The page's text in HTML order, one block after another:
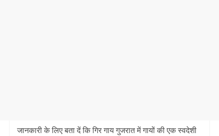
जानकारी के लिए बता दें कि गिर गाय गुजरात में गायों की एक स्वदेशी